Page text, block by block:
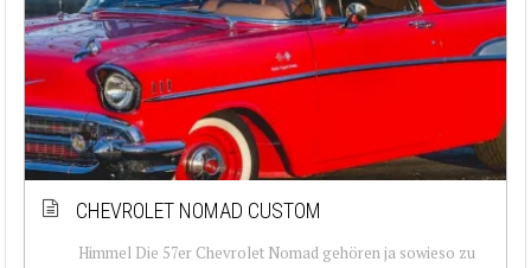
CHEVROLET NOMAD CUSTOM
Himmel Die 57er Chevrolet Nomad gehören ja sowieso zu